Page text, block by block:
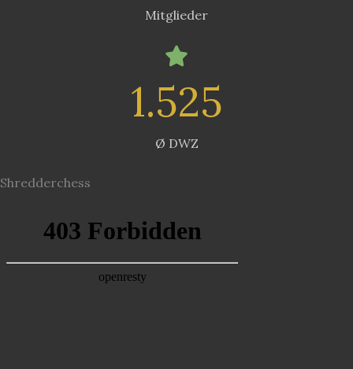
Mitglieder
1.525
Ø DWZ
Shredderchess